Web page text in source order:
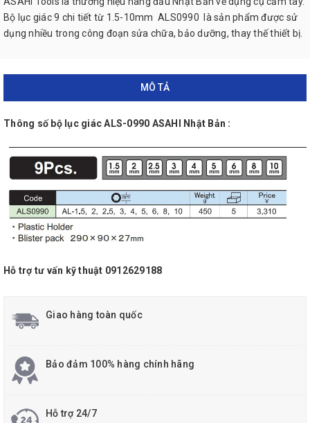
Bộ lục giác 9 chi tiết từ 1.5-10mm ALS0990 là sản phẩm được sử
dụng nhiều trong công đoạn sửa chữa, bảo dưỡng, thay thế thiết bị.
MÔ TẢ
Thông số bộ lục giác ALS-0990 ASAHI Nhật Bản :
Hỗ trợ tư vấn kỹ thuật 0912629188
Giao hàng toàn quốc
Bảo đảm 100% hàng chính hãng
Hỗ trợ 24/7